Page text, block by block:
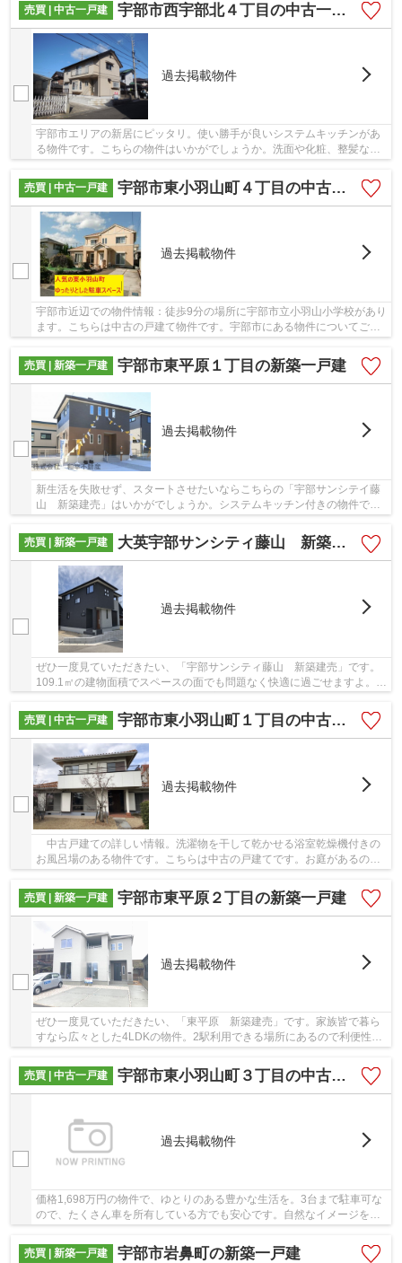
売買 | 中古一戸建 宇部市西宇部北４丁目の中古一戸建
過去掲載物件
宇部市エリアの新居にピッタリ。使い勝手が良いシステムキッチンがあ
る物件です。こちらの物件はいかがでしょうか。洗面や化粧、整髪など
売買 | 中古一戸建
宇部市東小羽山町４丁目の中古一戸建
過去掲載物件
宇部市近辺での物件情報：徒歩9分の場所に宇部市立小羽山小学校があり
ます。こちらは中古の戸建て物件です。宇部市にある物件についてご質
問などがございましたら、当社スタッフまでお...
売買 | 新築一戸建
宇部市東平原１丁目の新築一戸建
過去掲載物件
新生活を失敗せず、スタートさせたいならこちらの「宇部サンシテイ藤
山 新築建売」はいかがでしょうか。システムキッチン付きの物件で作
業効率がとても良くなります。フローリングは...
売買 | 新築一戸建
大英宇部サンシティ藤山 新築建売
過去掲載物件
ぜひ一度見ていただきたい、「宇部サンシティ藤山 新築建売」です。
109.1㎡の建物面積でスペースの面でも問題なく快適に過ごせますよ。シ
売買 | 中古一戸建
宇部市東小羽山町１丁目の中古一戸建
過去掲載物件
中古戸建ての詳しい情報。洗濯物を干して乾かせる浴室乾燥機付きの
お風呂場のある物件です。こちらは中古の戸建てです。お庭があるの
売買 | 新築一戸建
宇部市東平原２丁目の新築一戸建
過去掲載物件
ぜひ一度見ていただきたい、「東平原 新築建売」です。家族皆で暮ら
すなら広々とした4LDKの物件。2駅利用できる場所にあるので利便性が
売買 | 中古一戸建
宇部市東小羽山町３丁目の中古一戸建
過去掲載物件
価格1,698万円の物件で、ゆとりのある豊かな生活を。3台まで駐車可な
ので、たくさん車を所有している方でも安心です。自然なイメージを感
売買 | 新築一戸建
宇部市岩鼻町の新築一戸建